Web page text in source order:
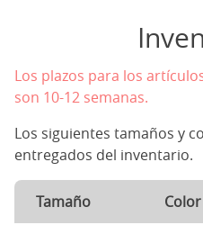
Los plazos para los
son 10-12 semanas.
Los siguientes tamaños y
entregados del inventario.
Tamaño Color